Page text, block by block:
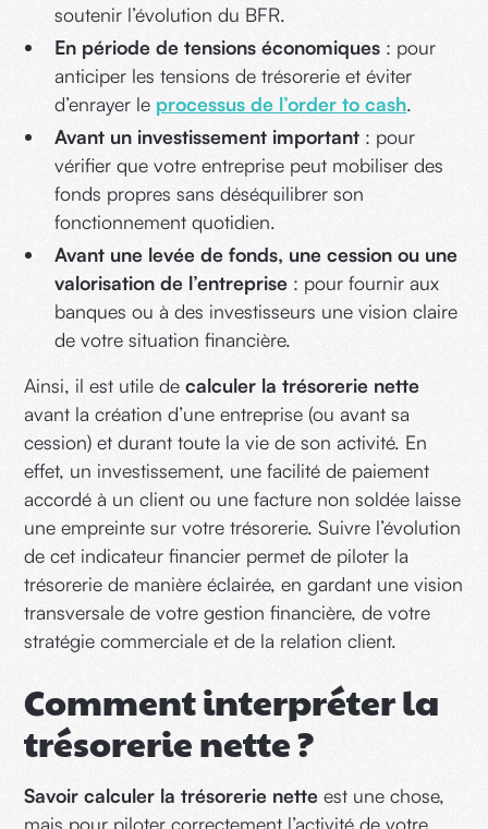
soutenir l’évolution du BFR.
En période de tensions économiques : pour
anticiper les tensions de trésorerie et éviter
d’enrayer le processus de l’order to cash.
Avant un investissement important : pour
vérifier que votre entreprise peut mobiliser des
fonds propres sans déséquilibrer son
fonctionnement quotidien.
Avant une levée de fonds, une cession ou une
valorisation de l’entreprise : pour fournir aux
banques ou à des investisseurs une vision claire
de votre situation financière.
Ainsi, il est utile decalculer la trésorerie nette
avant la création d’une entreprise (ou avant sa
cession) et durant toute la vie de son activité. En
effet, un investissement, une facilité de paiement
accordé à un client ou une facture non soldée laisse
une empreinte sur votre trésorerie. Suivre l’évolution
de cet indicateur financier permet de piloter la
trésorerie de manière éclairée, en gardant une vision
transversale de votre gestion financière, de votre
stratégie commerciale et de la relation client.
Comment interpréter la
trésorerie nette ?
Savoir calculer la trésorerie nette est une chose,
mais pour piloter correctement l’activité de votre